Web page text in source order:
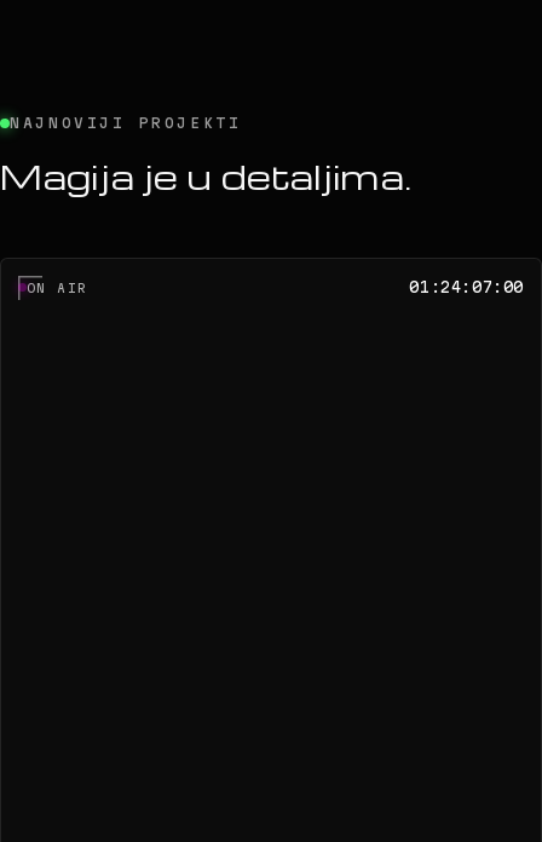
NAJNOVIJI PROJEKTI
Magija je u detaljima.
ON AIR 01:24:07:00